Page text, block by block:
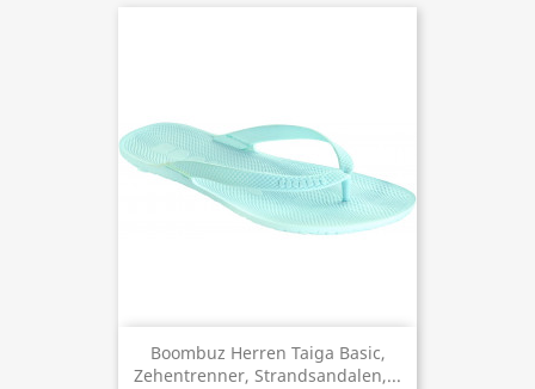
Boombuz Herren Taiga Basic,
Zehentrenner, Strandsandalen,...